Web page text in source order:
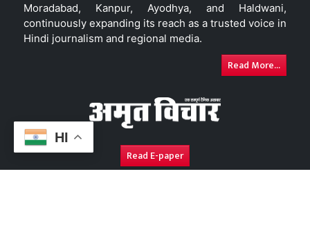
HI
Moradabad, Kanpur, Ayodhya, and Haldwani,
continuously expanding its reach as a trusted voice in
Hindi journalism and regional media.
Read More...
Read E-paper